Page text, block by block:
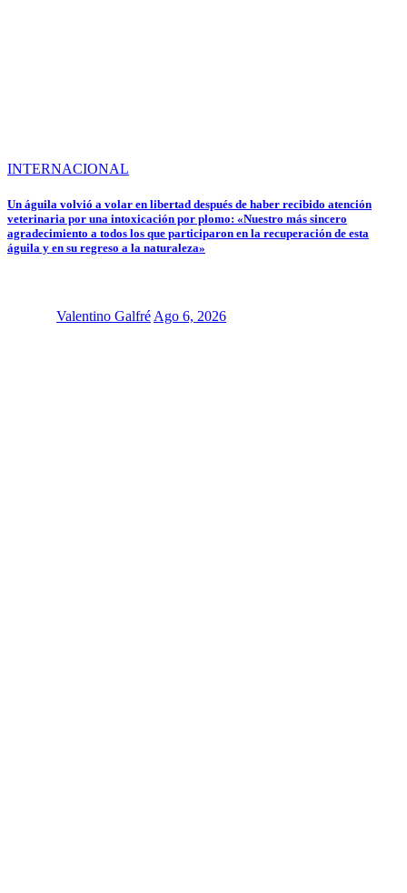
INTERNACIONAL
Un águila volvió a volar en libertad después de haber recibido atención
veterinaria por una intoxicación por plomo: «Nuestro más sincero
agradecimiento a todos los que participaron en la recuperación de esta
águila y en su regreso a la naturaleza»
Valentino Galfré Ago 6, 2026